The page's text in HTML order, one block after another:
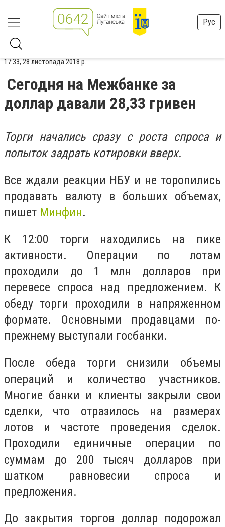
Рус
17:33, 28 листопада 2018 р.
Сегодня на Межбанке за
доллар давали 28,33 гривен
Торги начались сразу с роста спроса и
попыток задрать котировки вверх.
Все ждали реакции НБУ и не торопились
продавать валюту в больших объемах,
пишет Минфин.
К 12:00 торги находились на пике
активности. Операции по лотам
проходили до 1 млн долларов при
перевесе спроса над предложением. К
обеду торги проходили в напряженном
формате. Основными продавцами по-
прежнему выступали госбанки.
После обеда торги снизили объемы
операций и количество участников.
Многие банки и клиенты закрыли свои
сделки, что отразилось на размерах
лотов и частоте проведения сделок.
Проходили единичные операции по
суммам до 200 тысяч долларов при
шатком равновесии спроса и
предложения.
До закрытия торгов доллар подорожал